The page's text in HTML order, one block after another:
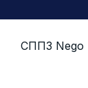
СППЗ Nego